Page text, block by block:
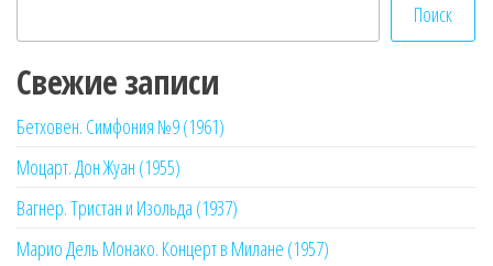
Поиск
Свежие записи
Бетховен. Симфония №9 (1961)
Моцарт. Дон Жуан (1955)
Вагнер. Тристан и Изольда (1937)
Марио Дель Монако. Концерт в Милане (1957)